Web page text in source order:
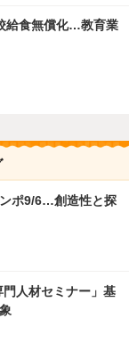
給食無償化…教育業
ポ9/6…創造性と探
人材セミナー」基